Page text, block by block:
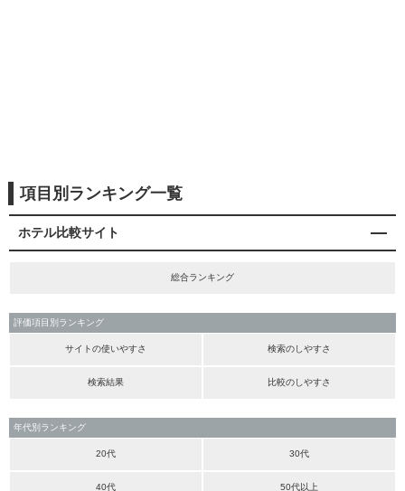
項目別ランキング一覧
ホテル比較サイト
総合ランキング
評価項目別ランキング
サイトの使いやすさ 検索のしやすさ
検索結果 比較のしやすさ
年代別ランキング
20代 30代
40代 50代以上